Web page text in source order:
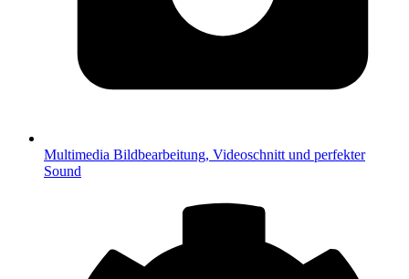
Multimedia Bildbearbeitung, Videoschnitt und perfekter
Sound